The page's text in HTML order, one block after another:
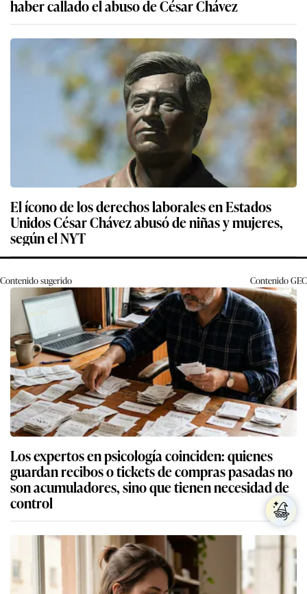
haber callado el abuso de César Chávez
El ícono de los derechos laborales en Estados
Unidos César Chávez abusó de niñas y mujeres,
según el NYT
Contenido sugerido ContenidoGEC
Los expertos en psicología coinciden: quienes
guardan recibos o tickets de compras pasadas no
son acumuladores, sino que tienen necesidad de
control